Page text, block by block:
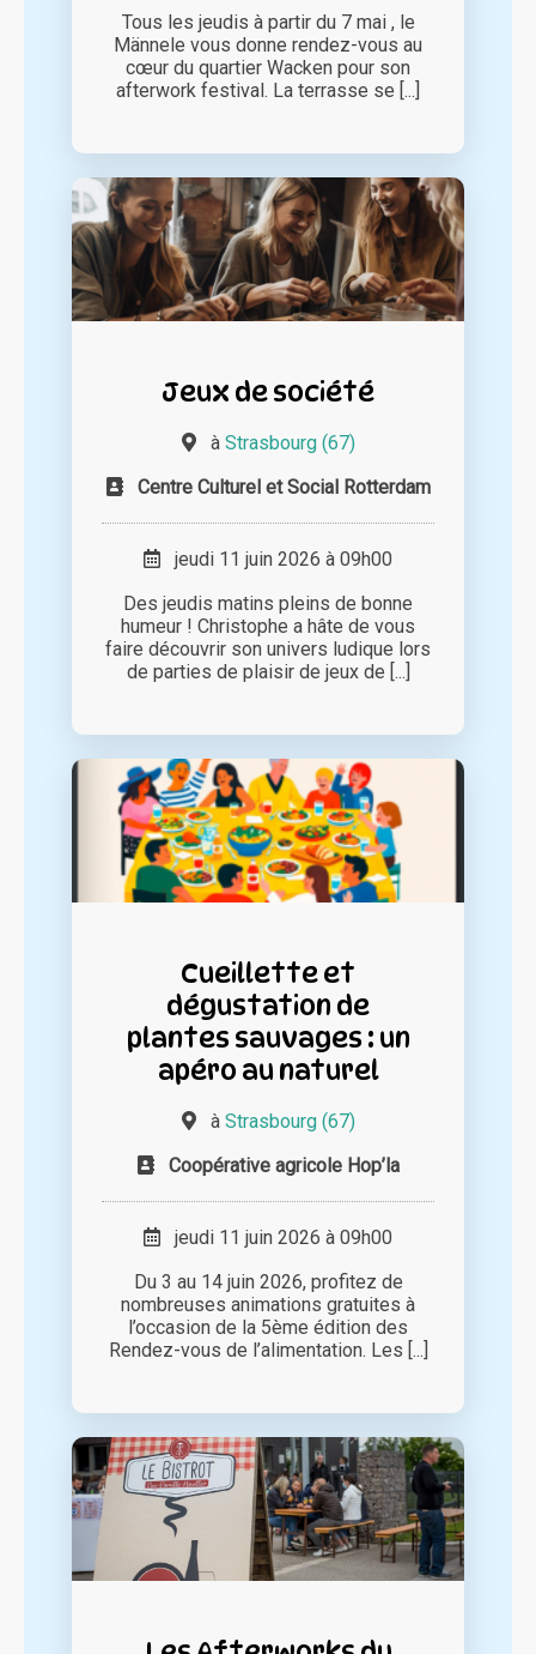
Tous les jeudis à partir du 7 mai , le
Männele vous donne rendez-vous au
cœur du quartier Wacken pour son
afterwork festival. La terrasse se [...]
Jeux de société
à Strasbourg (67)
Centre Culturel et Social Rotterdam
jeudi 11 juin 2026 à 09h00
Des jeudis matins pleins de bonne
humeur ! Christophe a hâte de vous
faire découvrir son univers ludique lors
de parties de plaisir de jeux de [...]
Cueillette et
dégustation de
plantes sauvages : un
apéro au naturel
à Strasbourg (67)
Coopérative agricole Hop’la
jeudi 11 juin 2026 à 09h00
Du 3 au 14 juin 2026, profitez de
nombreuses animations gratuites à
l’occasion de la 5ème édition des
Rendez-vous de l’alimentation. Les [...]